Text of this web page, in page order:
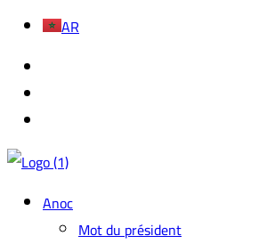
AR
Anoc
Mot du président